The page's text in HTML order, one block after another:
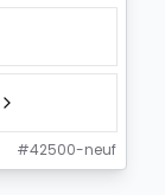
#42500-neuf